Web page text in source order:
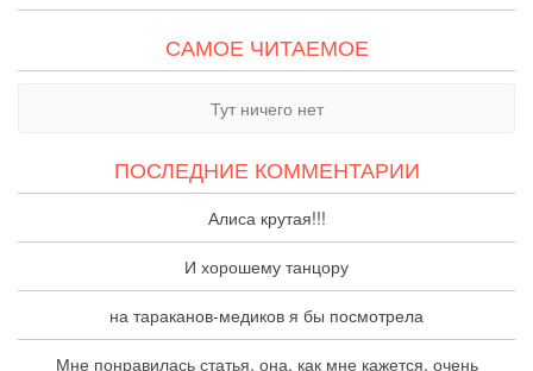
САМОЕ ЧИТАЕМОЕ
Тут ничего нет
ПОСЛЕДНИЕ КОММЕНТАРИИ
Алиса крутая!!!
И хорошему танцору
на тараканов-медиков я бы посмотрела
Мне понравилась статья, она, как мне кажется, очень